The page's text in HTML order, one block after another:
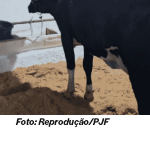
Foto: Reprodução/PJF